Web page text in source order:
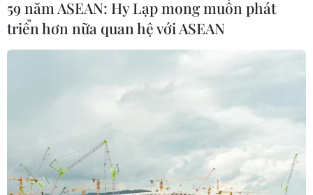
59 năm ASEAN: Hy Lạp mong muốn phát
triển hơn nữa quan hệ với ASEAN